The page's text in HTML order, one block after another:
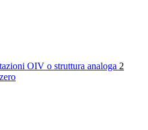
OIV o struttura analoga 2